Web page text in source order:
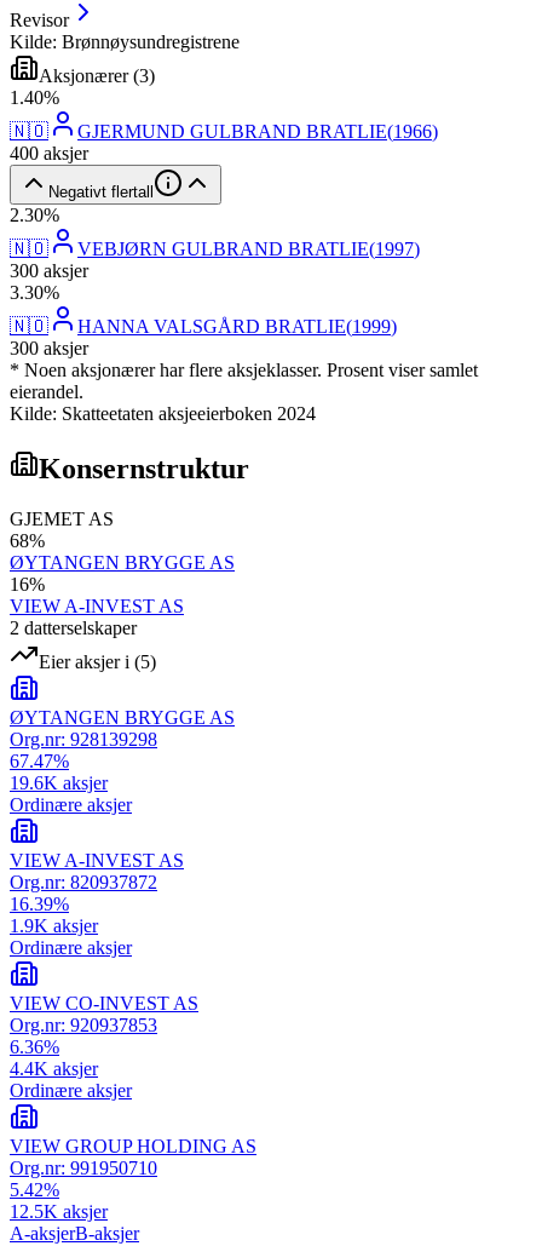
Revisor
Kilde: Brønnøysundregistrene
Aksjonærer(3)
1 .40%
🇳🇴
GJERMUND GULBRAND BRATLIE(1966)
400 aksjer
Negativt flertall
2.30%
🇳🇴
VEBJØRN GULBRAND BRATLIE(1997)
300 aksjer
3.30%
🇳🇴
HANNA VALSGÅRD BRATLIE(1999)
300 aksjer
* Noen aksjonærer har flere aksjeklasser. Prosent viser samlet
eierandel.
Kilde: Skatteetaten aksjeeierboken 2024
Konsernstruktur
GJEMET AS
68%
ØYTANGEN BRYGGE AS
16%
VIEW A-INVEST AS
2 datterselskaper
Eier aksjer i (5)
ØYTANGEN BRYGGE AS
Org.nr: 928139298
67.47%
19.6K aksjer
Ordinære aksjer
VIEW A-INVEST AS
Org.nr: 820937872
16.39%
1.9K aksjer
Ordinære aksjer
VIEW CO-INVEST AS
Org.nr: 920937853
6.36%
4.4K aksjer
Ordinære aksjer
VIEW GROUP HOLDING AS
Org.nr: 991950710
5.42%
12.5K aksjer
A-aksjerB-aksjer